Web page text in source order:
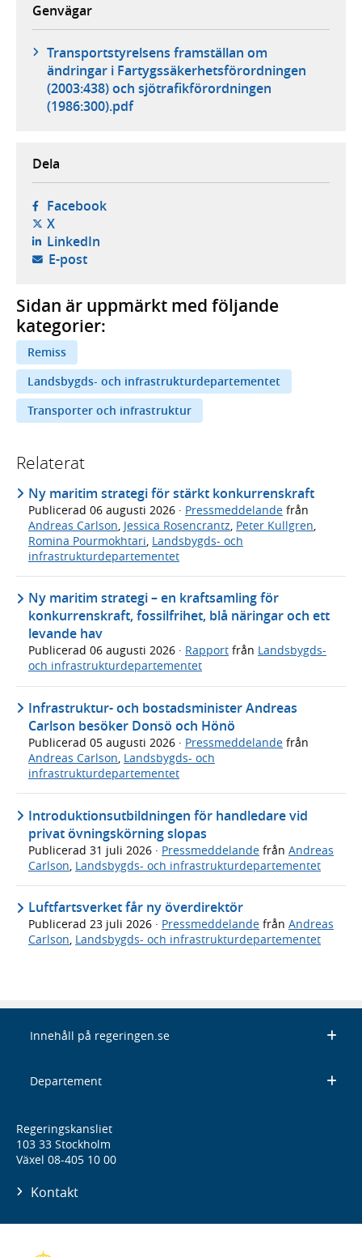
Genvägar
Transportstyrelsens framställan om
ändringar i Fartygssäkerhetsförordningen
(2003:438) och sjötrafikförordningen
(1986:300).pdf
Dela
Facebook- öppnas i ny flik, extern webbplats,
X- öppnas i ny flik, extern webbplats,
LinkedIn- öppnas i ny flik, extern webbplats,
E-post- öppnar din e-postklient,
Sidan är uppmärkt med följande
kategorier:
Remiss
Landsbygds- och infrastrukturdepartementet
Transporter och infrastruktur
Relaterat
Ny maritim strategi för stärkt konkurrenskraft
Publicerad 06 augusti 2026 · Pressmeddelande från
Andreas Carlson Jessica Rosencrantz Peter Kullgren
Romina Pourmokhtari Landsbygds- och
infrastrukturdepartementet
Ny maritim strategi – en kraftsamling för
konkurrenskraft, fossilfrihet, blå näringar och ett
levande hav
Publicerad 06 augusti 2026 · Rapport från Landsbygds-
och infrastrukturdepartementet
Infrastruktur- och bostadsminister Andreas
Carlson besöker Donsö och Hönö
Publicerad 05 augusti 2026 · Pressmeddelande från
Andreas Carlson, Landsbygds- och
infrastrukturdepartementet
Introduktionsutbildningen för handledare vid
privat övningskörning slopas
Publicerad 31 juli 2026 · Pressmeddelande från Andreas
Carlson Landsbygds- och infrastrukturdepartementet
Luftfartsverket får ny överdirektör
Publicerad 23 juli 2026 · Pressmeddelande från Andreas
Carlson, Landsbygds- och infrastrukturdepartementet
Innehåll på regeringen.se
Departement
Regeringskansliet
103 33 Stockholm
Växel 08-405 10 00
Kontakt